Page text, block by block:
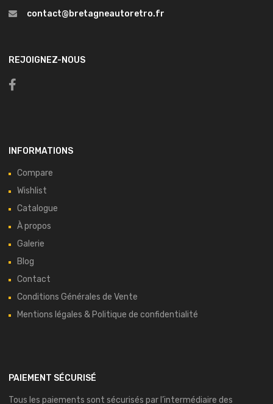
contact@bretagneautoretro.fr
REJOIGNEZ-NOUS
INFORMATIONS
Compare
Wishlist
Catalogue
À propos
Galerie
Blog
Contact
Conditions Générales de Vente
Mentions légales & Politique de confidentialité
PAIEMENT SÉCURISÉ
Tous les paiements sont sécurisés par l’intermédiaire des